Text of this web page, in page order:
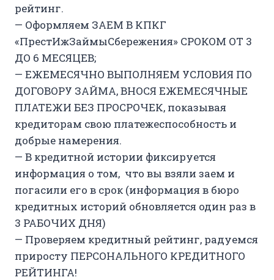
рейтинг.
— Оформляем ЗАЕМ В КПКГ
«ПрестИжЗаймыСбережения» СРОКОМ ОТ 3
ДО 6 МЕСЯЦЕВ;
— ЕЖЕМЕСЯЧНО ВЫПОЛНЯЕМ УСЛОВИЯ ПО
ДОГОВОРУ ЗАЙМА, ВНОСЯ ЕЖЕМЕСЯЧНЫЕ
ПЛАТЕЖИ БЕЗ ПРОСРОЧЕК, показывая
кредиторам свою платежеспособность и
добрые намерения.
— В кредитной истории фиксируется
информация о том, что вы взяли заем и
погасили его в срок (информация в бюро
кредитных историй обновляется один раз в
3 РАБОЧИХ ДНЯ)
— Проверяем кредитный рейтинг, радуемся
приросту ПЕРСОНАЛЬНОГО КРЕДИТНОГО
РЕЙТИНГА!